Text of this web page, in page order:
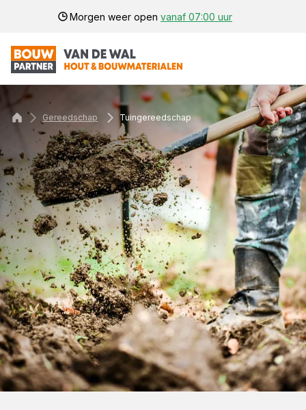
Morgen weer open vanaf 07:00 uur
Gereedschap Tuingereedschap